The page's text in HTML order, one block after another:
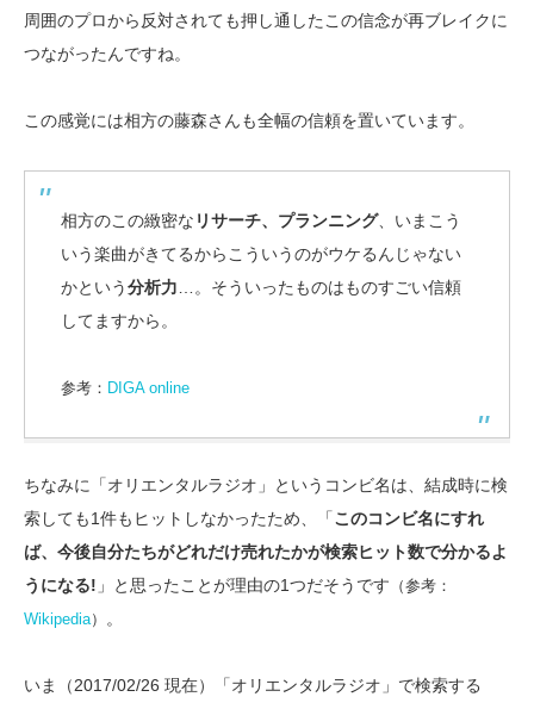
周囲のプロから反対されても押し通したこの信念が再ブレイクに
つながったんですね。
この感覚には相方の藤森さんも全幅の信頼を置いています。
相方のこの緻密な リサーチ、プランニング、いまこう
いう楽曲がきてるからこういうのがウケるんじゃない
かという分析力…。そういったものはものすごい信頼
してますから。
参考： DIGA online
ちなみに「オリエンタルラジオ」というコンビ名は、結成時に検
索しても1件もヒットしなかったため、「このコンビ名にすれ
ば、今後自分たちがどれだけ売れたかが検索ヒット数で分かるよ
うになる! 」と思ったことが理由の1つだそうです （参考：
Wikipedia） 。
いま（2017/02/26 現在）「オリエンタルラジオ」で検索する